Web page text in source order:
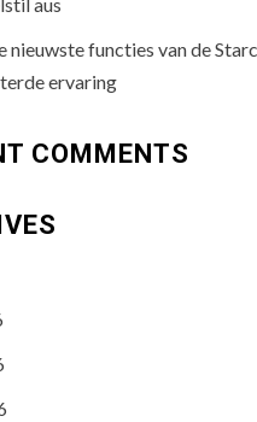
nieuwste functies van de
ervaring
COMMENTS